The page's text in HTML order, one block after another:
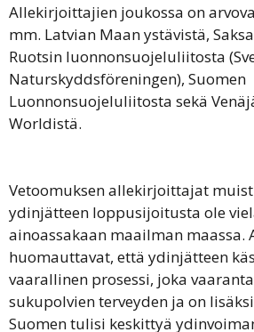
Allekirjoittajien joukossa on
mm. Latvian Maan ystävistä,
Ruotsin luonnonsuojeluliitosta
Naturskyddsföreningen), Suomen
Luonnonsuojeluliitosta sekä
Worldistä.
Vetoomuksen allekirjoittajat
ydinjätteen loppusijoitusta ole
ainoassakaan maailman
huomauttavat, että ydinjätteen
vaarallinen prosessi, joka
sukupolvien terveyden ja on
Suomen tulisi keskittyä